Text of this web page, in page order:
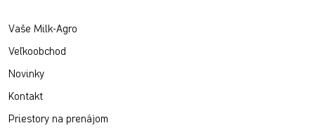
Vaše Milk-Agro
Veľkoobchod
Novinky
Kontakt
Priestory na prenájom